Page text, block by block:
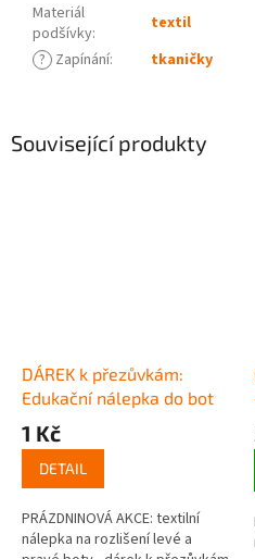
Související produkty
DÁREK k přezůvkám:
Edukační nálepka do bot
1 Kč
DETAIL
PRÁZDNINOVÁ AKCE: textilní
nálepka na rozlišení levé a
Materiál
podšívky:
textil
? Zapínání: tkaničky